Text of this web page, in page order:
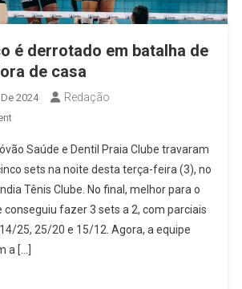
é derrotado em batalha de
de casa
2024 Redação
On
Osasco
É
Derrotado
Em
Batalha
De
Saúde e Dentil Praia Clube travaram
sets na noite desta terça-feira (3), no
Tênis Clube. No final, melhor para o
conseguiu fazer 3 sets a 2, com parciais
25, 25/20 e 15/12. Agora, a equipe
a […]